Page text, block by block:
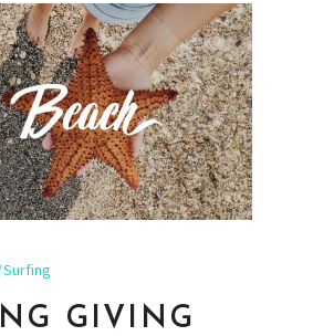
Surfing
GIVING